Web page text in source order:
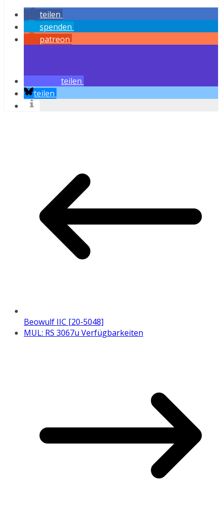
teilen
spenden
patreon
teilen
teilen
Beowulf IIC [20-5048]
MUL: RS 3067u Verfügbarkeiten